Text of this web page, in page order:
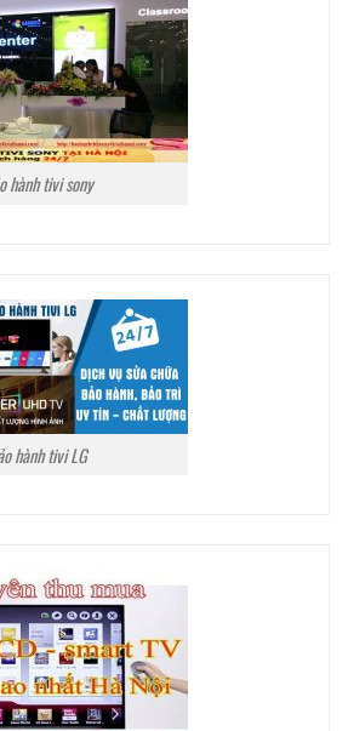
hành tivi sony
hành tivi LG